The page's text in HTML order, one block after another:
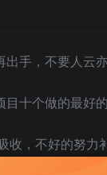
手，不要人云亦
十个做的最好的
，不好的努力